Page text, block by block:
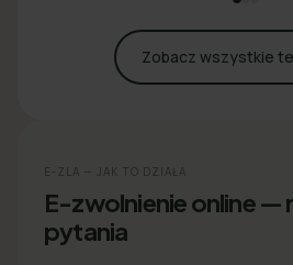
Zobacz wszystkie
E-ZLA — JAK TO DZIAŁA
E-zwolnienie online —
pytania